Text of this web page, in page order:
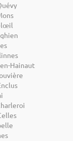
Hainaut